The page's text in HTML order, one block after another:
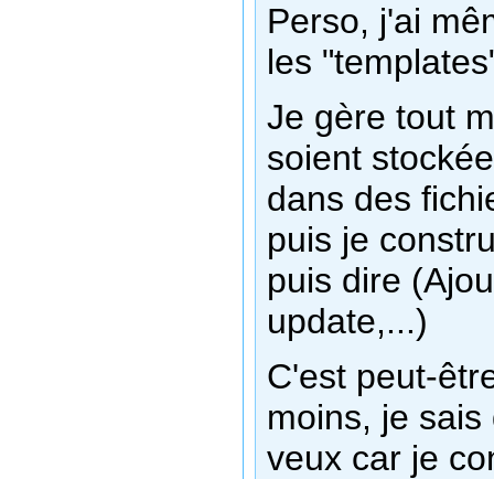
Perso, j'ai
les
Je gère tout
soient
dans des
puis je
puis dire
update,...)
C'est peut-
moins, je
veux car je